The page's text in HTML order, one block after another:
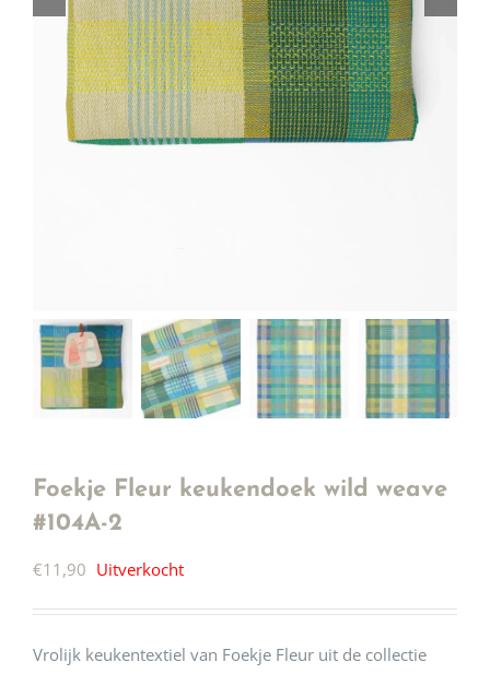
Foekje Fleur keukendoek wild weave
#104A-2
€11,90 Uitverkocht
Vrolijk keukentextiel van Foekje Fleur uit de collectie